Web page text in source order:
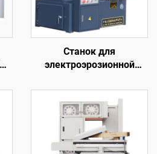
Станок для
электроэрозионной
электродом
однопроходного реза
DK7735